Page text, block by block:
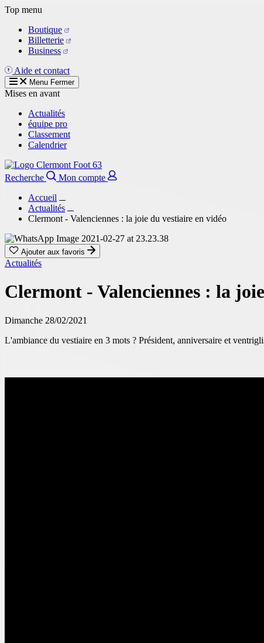
Aller
contenu
principal
Top menu
Boutique
Billetterie
Business
Aide et contact
Menu Fermer
Mises en avant
Actualités
équipe pro
Classement
Calendrier
Recherche
Mon compte
Accueil
Actualités
Clermont - Valenciennes : la joie du vestiaire en vidéo
Ajouter aux favoris
Actualités
Clermont - Valenciennes : la
Dimanche 28/02/2021
L'ambiance du vestiaire en 3 mots ? Président, anniversaire et